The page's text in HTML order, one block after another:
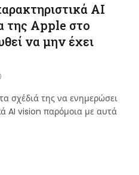
AI
της Apple στο
να μην έχει
σχέδιά της να ενημερώσει
AI vision παρόμοια με αυτά